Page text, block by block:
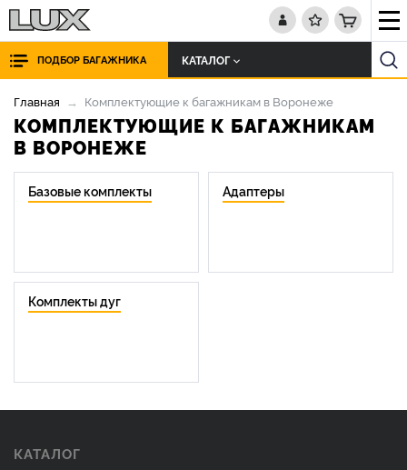
ПОДБОР БАГАЖНИКА КАТАЛОГ
Главная Комплектующие к багажникам в Воронеже
КОМПЛЕКТУЮЩИЕ К БАГАЖНИКАМ
В ВОРОНЕЖЕ
Базовые комплекты Адаптеры
Комплекты дуг
КАТАЛОГ